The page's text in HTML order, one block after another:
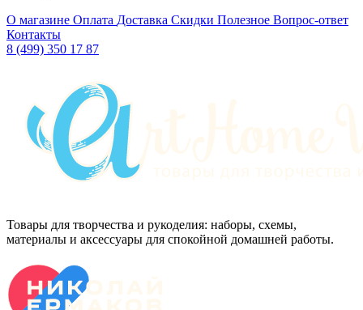
О магазине Оплата Доставка Скидки Полезное Вопрос-ответ
Контакты
8 (499) 350 17 87
Товары для творчества и рукоделия: наборы, схемы,
материалы и аксессуары для спокойной домашней работы.